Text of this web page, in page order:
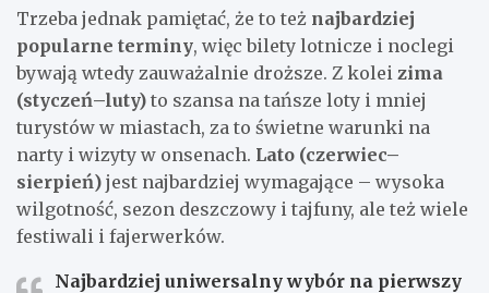
Trzeba jednak pamiętać, że to też najbardziej
popularne terminy, więc bilety lotnicze i noclegi
bywają wtedy zauważalnie droższe. Z kolei zima
(styczeń–luty) to szansa na tańsze loty i mniej
turystów w miastach, za to świetne warunki na
narty i wizyty w onsenach. Lato (czerwiec–
sierpień) jest najbardziej wymagające – wysoka
wilgotność, sezon deszczowy i tajfuny, ale też wiele
festiwali i fajerwerków.
Najbardziej uniwersalny wybór na pierwszy